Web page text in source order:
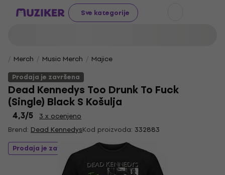
Sve kategorije
Merch Music Merch
Majice
Prodaja je završena
Dead Kennedys Too Drunk To Fuck
(Single) Black S Košulja
4,3/5
3 x ocenjeno
Brend: Dead KennedysKod proizvoda: 332883
Prodaja je završena